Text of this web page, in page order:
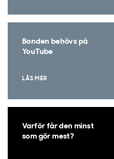
Bonden behövs på
YouTube
LÄS MER
Varför får den minst
som gör mest?